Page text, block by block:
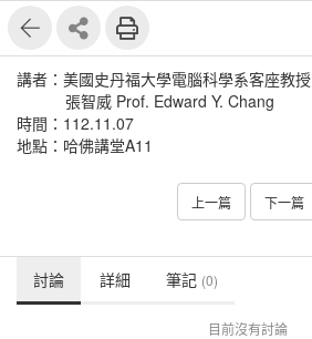
講者：美國史丹福大學電腦科學系客座教授
張智威 Prof. Edward Y. Chang
時間：112.11.07
地點：哈佛講堂A11
上一篇 下一篇
討論 詳細 筆記 (0)
目前沒有討論